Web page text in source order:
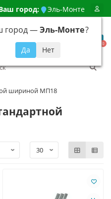
город: Эль-Монте
город —Эль-Монте?
94
0
шириной МП18